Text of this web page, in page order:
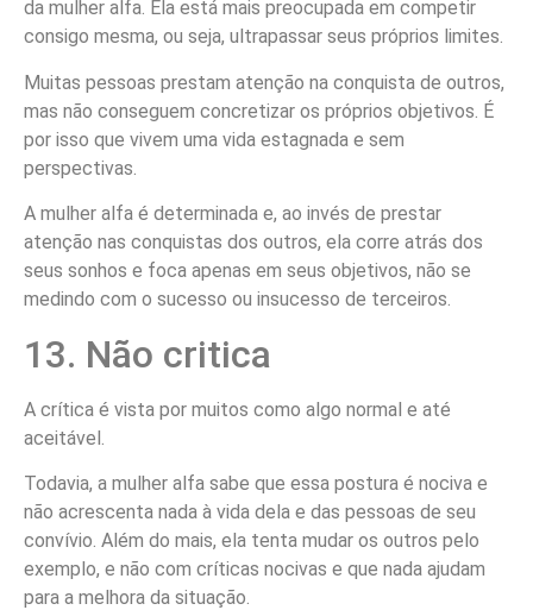
da mulher alfa. Ela está mais preocupada em competir
consigo mesma, ou seja, ultrapassar seus próprios limites.
Muitas pessoas prestam atenção na conquista de outros,
mas não conseguem concretizar os próprios objetivos. É
por isso que vivem uma vida estagnada e sem
perspectivas.
A mulher alfa é determinada e, ao invés de prestar
atenção nas conquistas dos outros, ela corre atrás dos
seus sonhos e foca apenas em seus objetivos, não se
medindo com o sucesso ou insucesso de terceiros.
13. Não critica
A crítica é vista por muitos como algo normal e até
aceitável.
Todavia, a mulher alfa sabe que essa postura é nociva e
não acrescenta nada à vida dela e das pessoas de seu
convívio. Além do mais, ela tenta mudar os outros pelo
exemplo, e não com críticas nocivas e que nada ajudam
para a melhora da situação.